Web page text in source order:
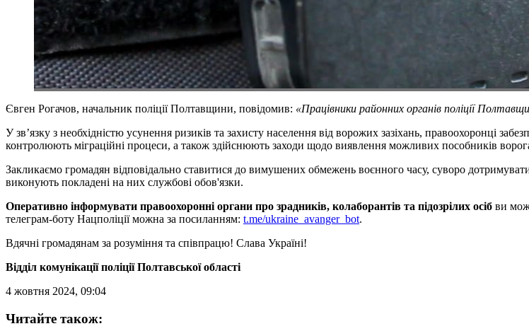
Євген Рогачов, начальник поліції Полтавщини, повідомив: «Працівники районних органів поліції
У зв’язку з необхідністю усунення ризиків та захисту населення від ворожих зазіхань, правоохоронці
контролюють міграційні процеси, а також здійснюють заходи щодо виявлення можливих пособників
Закликаємо громадян відповідально ставитися до вимушених обмежень воєнного часу, суворо
виконують покладені на них службові обов'язки.
Оперативно інформувати правоохоронні органи про зрадників, колаборантів та підозрілих осіб ви
телеграм-боту Нацполіції можна за посиланням: t.me/ukraine_avanger_bot.
Вдячні громадянам за розуміння та співпрацю! Слава Україні!
Відділ комунікації поліції Полтавської області
4 жовтня 2024, 09:04
Читайте також: